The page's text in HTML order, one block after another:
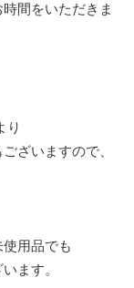
間をいただきま
り
ざいますので、
用品でも
ます。